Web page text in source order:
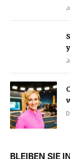
BLEIBEN SIE